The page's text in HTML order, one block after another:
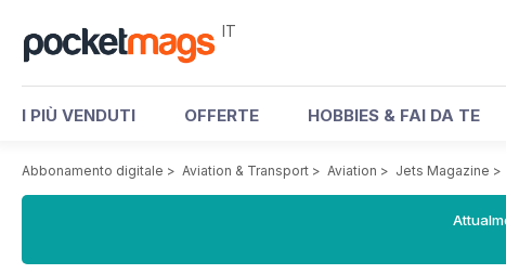
IT
I PIÙ VENDUTI OFFERTE HOBBIES & FAI DA TE
Abbonamento digitale > Aviation & Transport > Aviation > Jets Magazine >